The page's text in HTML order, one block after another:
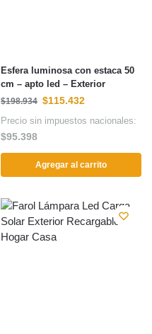
Esfera luminosa con estaca 50
cm – apto led – Exterior
$198.934 $115.432
Precio sin impuestos nacionales:
$95.398
Agregar al carrito